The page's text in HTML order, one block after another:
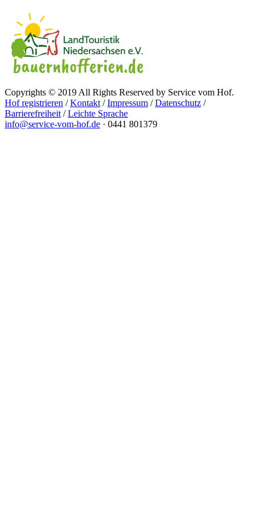
Copyrights © 2019 All Rights Reserved by Service vom Hof.
Hof registrieren /Kontakt /Impressum /Datenschutz /
Barrierefreiheit /Leichte Sprache
info@service-vom-hof.de · 0441 801379